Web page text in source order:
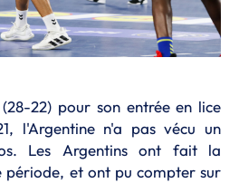
22) pour son entrée en lice
l'Argentine n'a pas vécu un
Les Argentins ont fait la
période, et ont pu compter sur